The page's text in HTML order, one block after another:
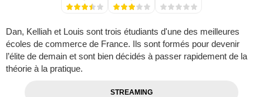
Dan, Kelliah et Louis sont trois étudiants d'une des meilleures
écoles de commerce de France. Ils sont formés pour devenir
l’élite de demain et sont bien décidés à passer rapidement de la
théorie à la pratique.
STREAMING